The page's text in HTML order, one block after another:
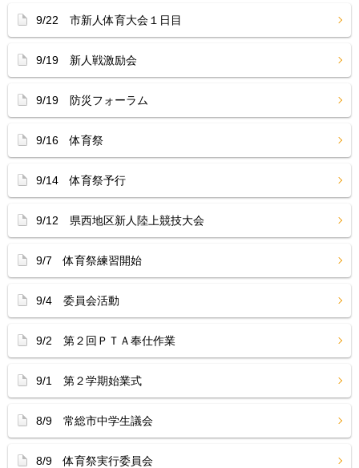
9/22 市新人体育大会１日目
9/19 新人戦激励会
9/19 防災フォーラム
9/16 体育祭
9/14 体育祭予行
9/12 県西地区新人陸上競技大会
9/7 体育祭練習開始
9/4 委員会活動
9/2 第２回ＰＴＡ奉仕作業
9/1 第２学期始業式
8/9 常総市中学生議会
8/9 体育祭実行委員会